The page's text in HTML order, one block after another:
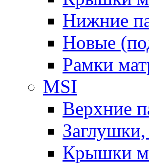
Нижние
Новые
Рамки
MSI
Верхние
Крышки